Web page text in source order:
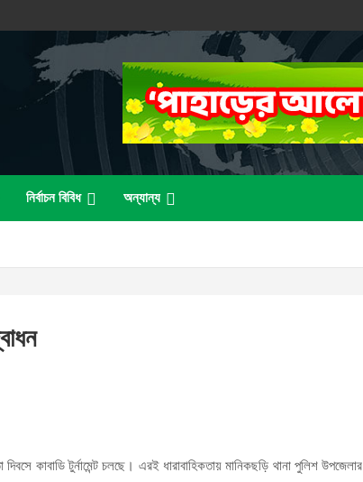
নির্বাচন বিবিধ অন্যান্য
দিবসে কাবাডি টুর্নামেন্ট চলছে। এরই ধারাবাহিকতায় মানিকছড়ি থানা পুলিশ উপজেলার